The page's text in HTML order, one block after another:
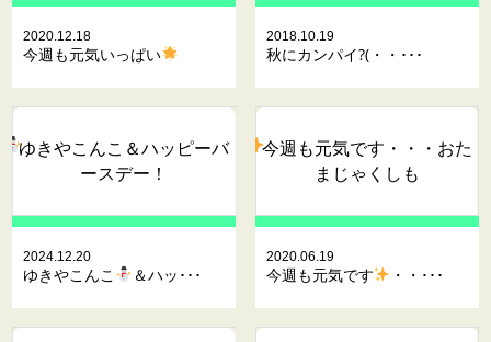
2020.12.18
今週も元気いっぱい
2018.10.19
秋にカンパイ?(・・･･･
ゆきやこんこ ＆ハッピーバ
ースデー！
2024.12.20
ゆきやこんこ ＆ハッ･･･
今週も元気です ・・・おた
まじゃくしも
2020.06.19
今週も元気です ・・･･･